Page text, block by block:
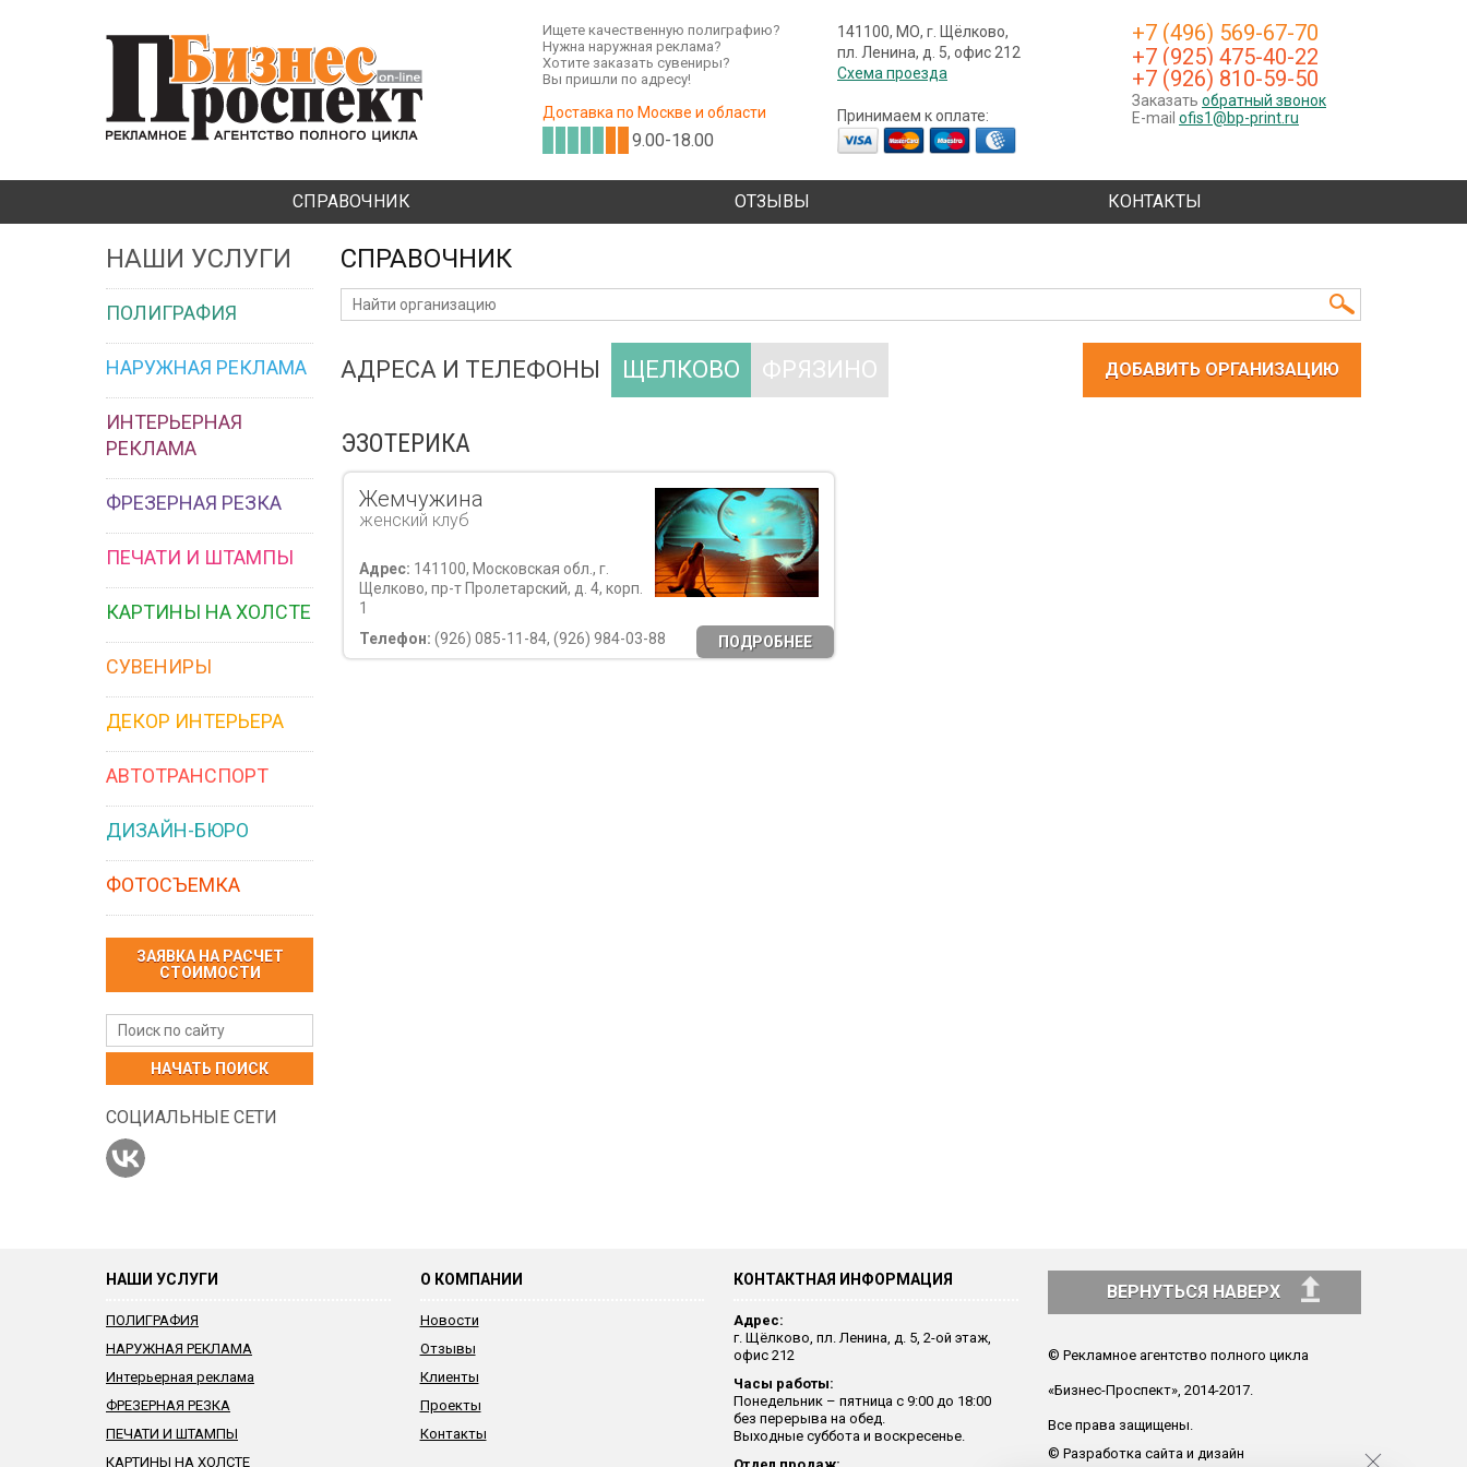
+7 (496) 569-67-70
+7 (925) 475-40-22
+7 (926) 810-59-50
Заказать обратный звонок
E-mail ofis1@bp-print.ru
141100, МО, г. Щёлково,
пл. Ленина, д. 5, офис 212
Схема проезда
Принимаем к оплате:
Ищете качественную полиграфию?
Нужна наружная реклама?
Хотите заказать сувениры?
Вы пришли по адресу!
Доставка по Москве и области
9.00-18.00
СПРАВОЧНИК ОТЗЫВЫ КОНТАКТЫ
НАШИ УСЛУГИ
ПОЛИГРАФИЯ
НАРУЖНАЯ РЕКЛАМА
ИНТЕРЬЕРНАЯ
РЕКЛАМА
ФРЕЗЕРНАЯ РЕЗКА
ПЕЧАТИ И ШТАМПЫ
КАРТИНЫ НА ХОЛСТЕ
СУВЕНИРЫ
ДЕКОР ИНТЕРЬЕРА
АВТОТРАНСПОРТ
ДИЗАЙН-БЮРО
ФОТОСЪЕМКА
ЗАЯВКА НА РАСЧЕТ
СТОИМОСТИ
НАЧАТЬ ПОИСК
СОЦИАЛЬНЫЕ СЕТИ
СПРАВОЧНИК
АДРЕСА И ТЕЛЕФОНЫ ЩЕЛКОВО ФРЯЗИНО ДОБАВИТЬ ОРГАНИЗАЦИЮ
ЭЗОТЕРИКА
Жемчужина
женский клуб
Адрес: 141100, Московская обл., г.
Щелково, пр-т Пролетарский, д. 4, корп.
1
Телефон: (926) 085-11-84, (926) 984-03-88 ПОДРОБНЕЕ
НАШИ УСЛУГИ
ПОЛИГРАФИЯ
НАРУЖНАЯ РЕКЛАМА
Интерьерная реклама
ФРЕЗЕРНАЯ РЕЗКА
ПЕЧАТИ И ШТАМПЫ
КАРТИНЫ НА ХОЛСТЕ
О КОМПАНИИ
Новости
Отзывы
Клиенты
Проекты
Контакты
КОНТАКТНАЯ ИНФОРМАЦИЯ
Адрес:
г. Щёлково, пл. Ленина, д. 5, 2-ой этаж,
офис 212
Часы работы:
Понедельник – пятница с 9:00 до 18:00
без перерыва на обед.
Выходные суббота и воскресенье.
ВЕРНУТЬСЯ НАВЕРХ
© Рекламное агентство полного цикла
«Бизнес-Проспект», 2014-2017.
Все права защищены.
© Разработка сайта и дизайн